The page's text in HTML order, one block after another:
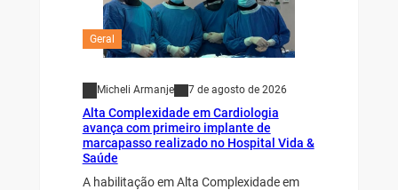
Geral
Micheli Armanje 7 de agosto de 2026
Alta Complexidade em Cardiologia
avança com primeiro implante de
marcapasso realizado no Hospital Vida &
Saúde
A habilitação em Alta Complexidade em